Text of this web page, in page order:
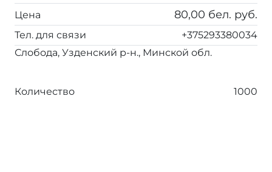
Цена
80,00 бел. руб.
Тел. для связи
+375293380034
Слобода, Узденский р-н., Минской обл.
Количество 1000